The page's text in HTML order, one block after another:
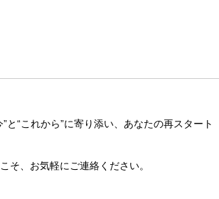
“これから”に寄り添い、あなたの再スタート
、お気軽にご連絡ください。